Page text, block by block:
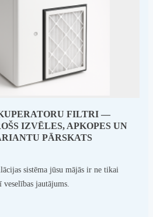
FILTRI —
IZVĒLES, APKOPES UN
PĀRSKATS
sistēma jūsu mājās ir ne tikai
jautājums.